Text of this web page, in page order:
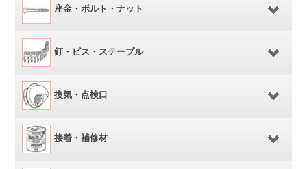
座金・ボルト・ナット
釘・ビス・ステープル
換気・点検口
接着・補修材